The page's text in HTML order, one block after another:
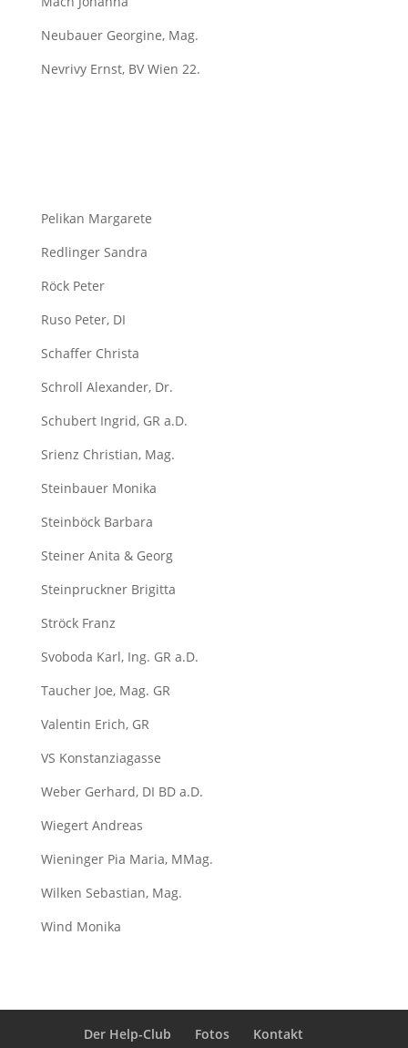
Neubauer Georgine, Mag.
Nevrivy Ernst, BV Wien 22.
Pelikan Margarete
Redlinger Sandra
Röck Peter
Ruso Peter, DI
Schaffer Christa
Schroll Alexander, Dr.
Schubert Ingrid, GR a.D.
Srienz Christian, Mag.
Steinbauer Monika
Steinböck Barbara
Steiner Anita & Georg
Steinpruckner Brigitta
Ströck Franz
Svoboda Karl, Ing. GR a.D.
Taucher Joe, Mag. GR
Valentin Erich, GR
VS Konstanziagasse
Weber Gerhard, DI BD a.D.
Wiegert Andreas
Wieninger Pia Maria, MMag.
Wilken Sebastian, Mag.
Wind Monika
Der Help-Club Fotos
Kontakt